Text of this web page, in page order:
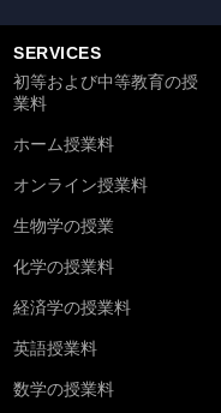
SERVICES
初等および中等教育の授
業料
ホーム授業料
オンライン授業料
生物学の授業
化学の授業料
経済学の授業料
英語授業料
数学の授業料